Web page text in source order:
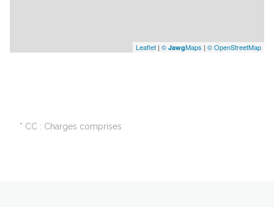
Leaflet | © JawgMaps | © OpenStreetMap
* CC : Charges comprises